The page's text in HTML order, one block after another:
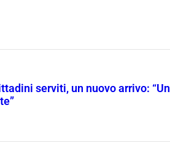
serviti, un nuovo arrivo: